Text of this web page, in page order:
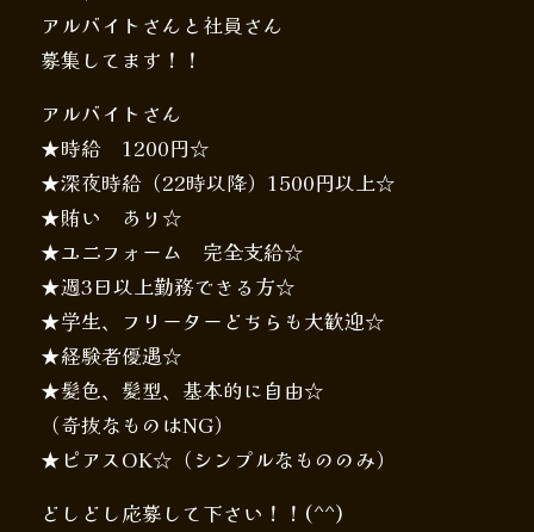
アルバイトさんと社員さん
募集してます！！
アルバイトさん
★時給 1200円☆
★深夜時給（22時以降）1500円以上☆
★賄い あり☆
★ユニフォーム 完全支給☆
★週3日以上勤務できる方☆
★学生、フリーターどちらも大歓迎☆
★経験者優遇☆
★髪色、髪型、基本的に自由☆
（奇抜なものはNG）
★ピアスOK☆（シンプルなもののみ）
どしどし応募して下さい！！(^^)